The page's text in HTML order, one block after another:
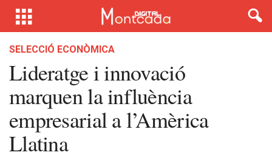
SELECCIÓ ECONÒMICA
Lideratge i innovació
marquen la influència
empresarial a l’Amèrica
Llatina